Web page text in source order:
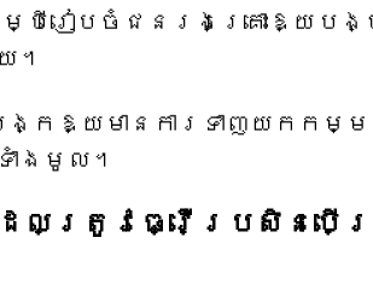
បីរៀបចំជនរងគ្រោះឱ្យបង្
។
ង្កឱ្យមានការទាញយកកម្
ាំងមូល។
ែលត្រូវធ្វើប្រសិនបើ